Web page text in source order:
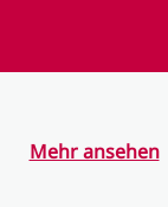
Mehr ansehen